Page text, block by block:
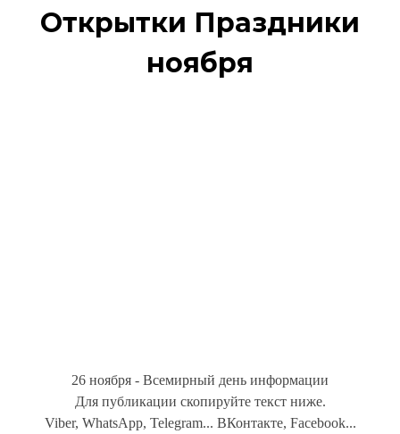
Открытки Праздники
ноября
26 ноября - Всемирный день информации
Для публикации скопируйте текст ниже.
Viber, WhatsApp, Telegram... ВКонтакте, Facebook...